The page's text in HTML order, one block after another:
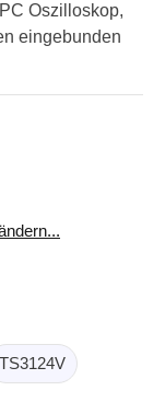
Oszilloskop,
eingebunden
TS3124V